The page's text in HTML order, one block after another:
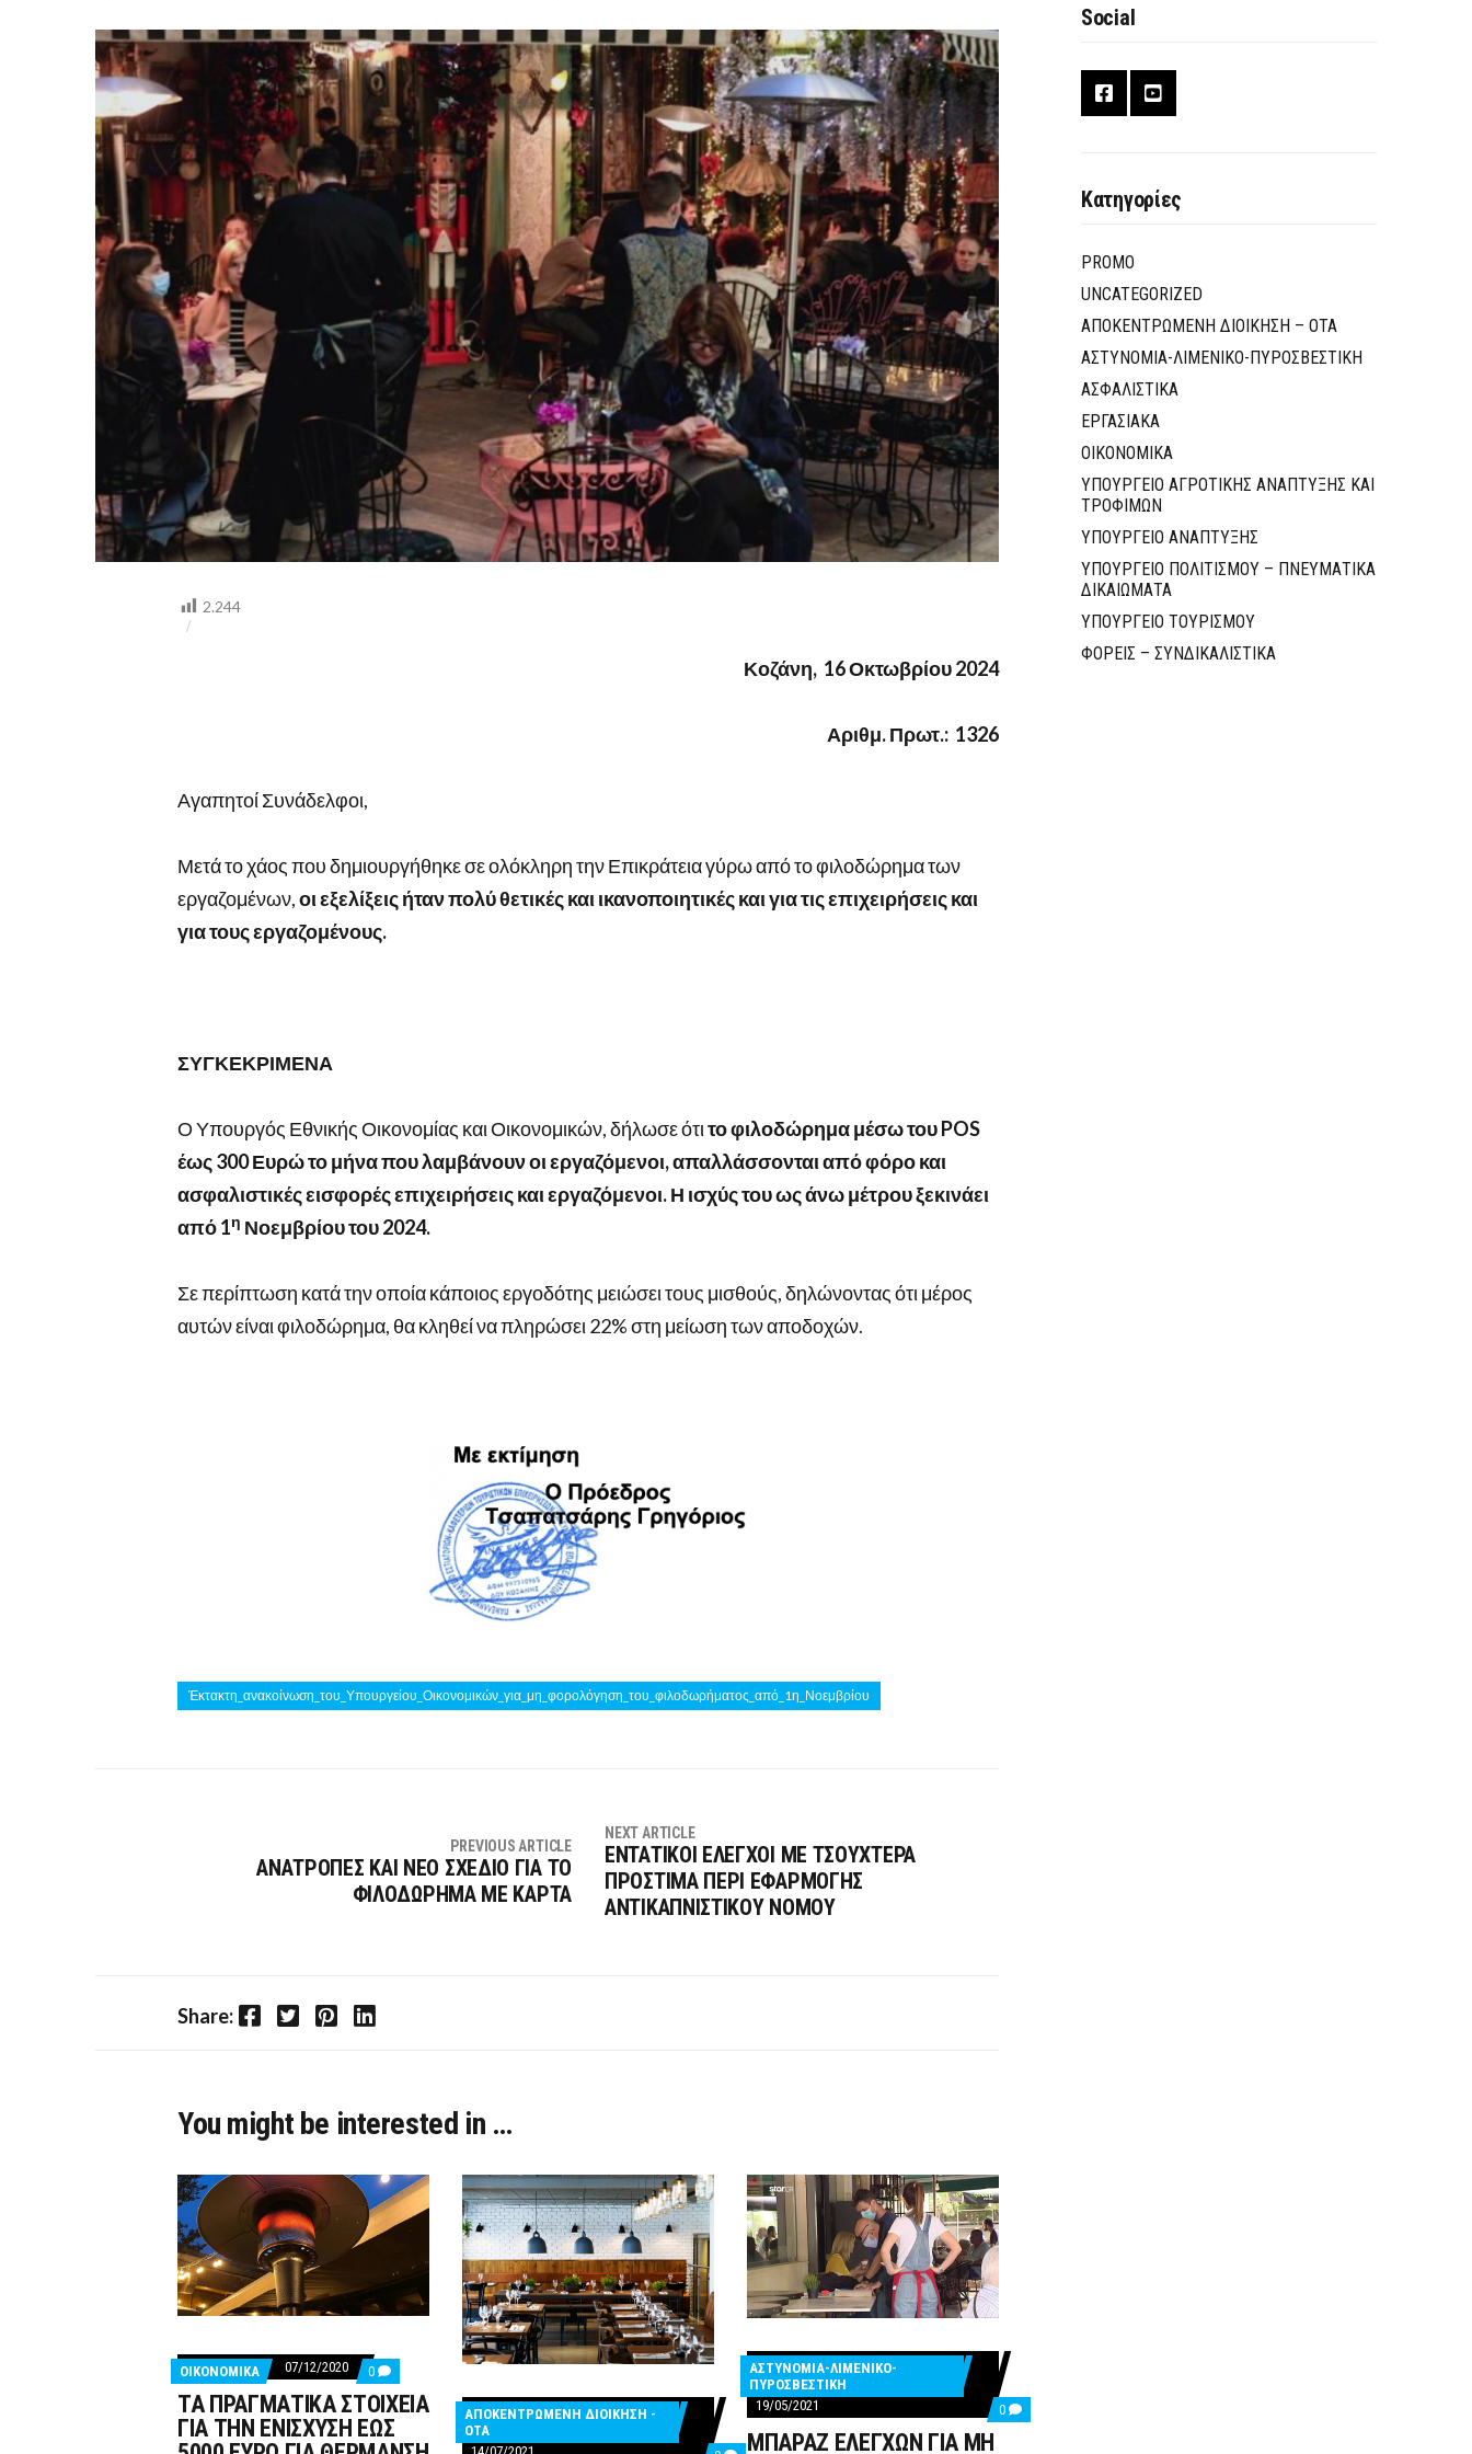
ΜΗ
ΦΟΡΟΛΌΓΗΣΗ
ΤΟΥ
ΦΙΛΟΔΩΡΉΜΑΤΟΣ
ΑΠΌ
1Η
ΝΟΕΜΒΡΊΟΥ
2.244
Κοζάνη, 16 Οκτωβρίου 2024
Αριθμ. Πρωτ.: 1326
Αγαπητοί Συνάδελφοι,
Μετά το χάος που δημιουργήθηκε σε ολόκληρη την Επικράτεια γύρω από το φιλοδώρημα των
εργαζομένων,οι εξελίξεις ήταν πολύ θετικές και ικανοποιητικές και για τις επιχειρήσεις και
για τους εργαζομένους.
ΣΥΓΚΕΚΡΙΜΕΝΑ
Ο Υπουργός Εθνικής Οικονομίας και Οικονομικών, δήλωσε ότιτο φιλοδώρημα μέσω τουPOS
έως 300 Ευρώ το μήνα που λαμβάνουν οι εργαζόμενοι, απαλλάσσονται από φόρο και
ασφαλιστικές εισφορές επιχειρήσεις και εργαζόμενοι. Η ισχύς του ως άνω μέτρου ξεκινάει
από 1η Νοεμβρίου του 2024.
Σε περίπτωση κατά την οποία κάποιος εργοδότης μειώσει τους μισθούς, δηλώνοντας ότι μέρος
αυτών είναι φιλοδώρημα, θα κληθεί να πληρώσει 22% στη μείωση των αποδοχών.
Έκτακτη_ανακοίνωση_του_Υπουργείου_Οικονομικών_για_μη_φορολόγηση_του_φιλοδωρήματος_από_1η_Νοεμβρίου
PREVIOUS ARTICLE
ΑΝΑΤΡΟΠΕΣ ΚΑΙ ΝΕΟ ΣΧΕΔΙΟ ΓΙΑ ΤΟ
ΦΙΛΟΔΩΡΗΜΑ ΜΕ ΚΑΡΤΑ
NEXT ARTICLE
ΕΝΤΑΤΙΚΟΙ ΕΛΕΓΧΟΙ ΜΕ ΤΣΟΥΧΤΕΡΑ
ΠΡΟΣΤΙΜΑ ΠΕΡΙ ΕΦΑΡΜΟΓΗΣ
ΑΝΤΙΚΑΠΝΙΣΤΙΚΟΥ ΝΟΜΟΥ
Share: Facebook Twitter Pinterest LinkedIn
You might be interested in …
ΟΙΚΟΝΟΜΙΚΑ 07/12/2020 0 COMMENTS
ON
ΤΑ
ΠΡΑΓΜΑΤΙΚΑ
ΣΤΟΙΧΕΙΑ
ΤΑ ΠΡΑΓΜΑΤΙΚΑ ΣΤΟΙΧΕΙΑ
ΓΙΑ ΤΗΝ ΕΝΙΣΧΥΣΗ ΕΩΣ
ΑΠΟΚΕΝΤΡΩΜΕΝΗ ΔΙΟΙΚΗΣΗ -
ΟΤΑ
ΑΣΤΥΝΟΜΙΑ-ΛΙΜΕΝΙΚΟ-
ΠΥΡΟΣΒΕΣΤΙΚΗ
19/05/2021
0 COMMENTS
ON
ΜΠΑΡΑΖ ΕΛΕΓΧΩΝ ΓΙΑ ΜΗ
Social
Κατηγορίες
PROMO
UNCATEGORIZED
ΑΠΟΚΕΝΤΡΩΜΕΝΗ ΔΙΟΙΚΗΣΗ – ΟΤΑ
ΑΣΤΥΝΟΜΙΑ-ΛΙΜΕΝΙΚΟ-ΠΥΡΟΣΒΕΣΤΙΚΗ
ΑΣΦΑΛΙΣΤΙΚΑ
ΕΡΓΑΣΙΑΚΑ
ΟΙΚΟΝΟΜΙΚΑ
ΥΠΟΥΡΓΕΙΟ ΑΓΡΟΤΙΚΗΣ ΑΝΑΠΤΥΞΗΣ ΚΑΙ
ΤΡΟΦΙΜΩΝ
ΥΠΟΥΡΓΕΙΟ ΑΝΑΠΤΥΞΗΣ
ΥΠΟΥΡΓΕΙΟ ΠΟΛΙΤΙΣΜΟΥ – ΠΝΕΥΜΑΤΙΚΑ
ΔΙΚΑΙΩΜΑΤΑ
ΥΠΟΥΡΓΕΙΟ ΤΟΥΡΙΣΜΟΥ
ΦΟΡΕΙΣ – ΣΥΝΔΙΚΑΛΙΣΤΙΚΑ